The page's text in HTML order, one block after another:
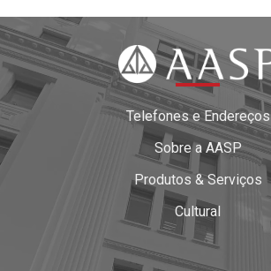
Telefones e Endereços
Sobre a AASP
Produtos & Serviços
Cultural